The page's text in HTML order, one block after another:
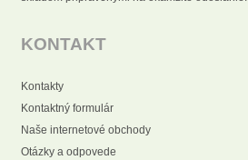
KONTAKT
Kontakty
Kontaktný formulár
Naše internetové obchody
Otázky a odpovede